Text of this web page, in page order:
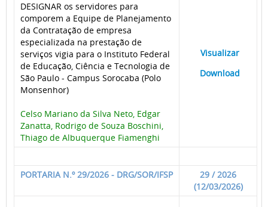
DESIGNAR os servidores para
comporem a Equipe de Planejamento
da Contratação de empresa
especializada na prestação de
serviços vigia para o Instituto Federal
de Educação, Ciência e Tecnologia de
São Paulo - Campus Sorocaba (Polo
Monsenhor)
Celso Mariano da Silva Neto, Edgar
Zanatta, Rodrigo de Souza Boschini,
Thiago de Albuquerque Fiamenghi
Visualizar
Download
PORTARIA N.º 29/2026 - DRG/SOR/IFSP
29 / 2026
(12/03/2026)